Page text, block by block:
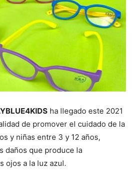
ha llegado este 2021
de promover el cuidado de la
y niñas entre 3 y 12 años,
daños que produce la
ojos a la luz azul.